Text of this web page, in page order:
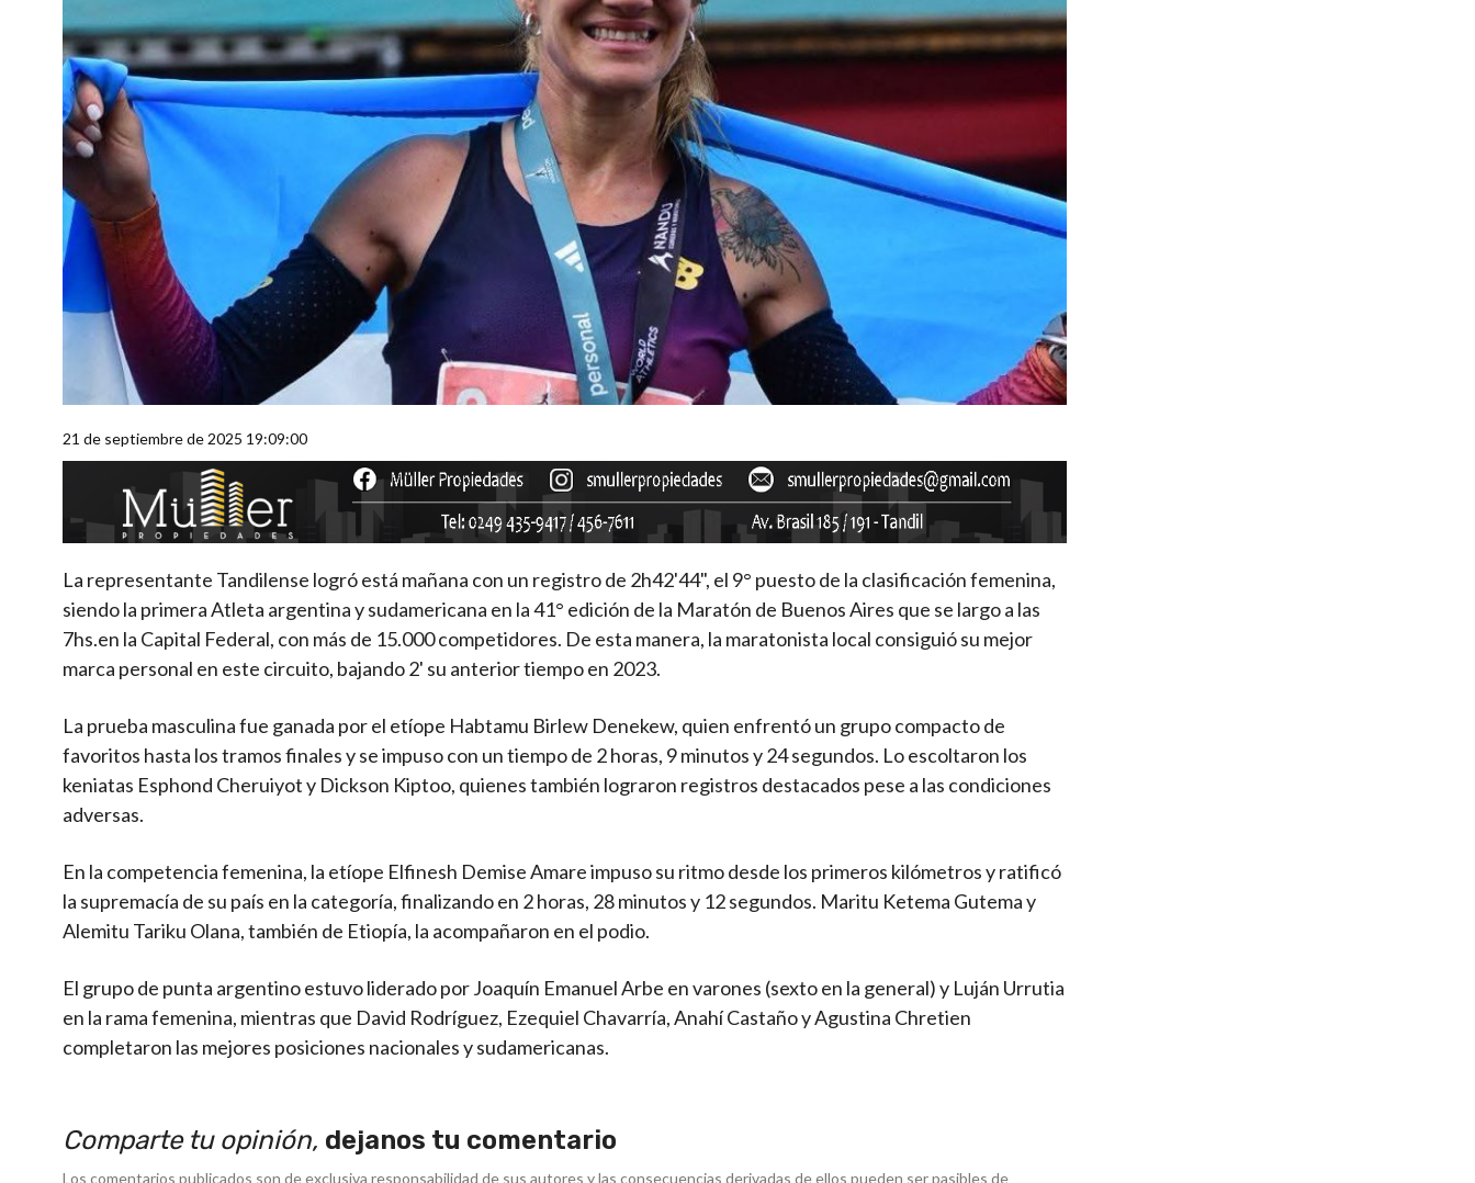
21 de septiembre de 2025 19:09:00
La representante Tandilense logró está mañana con un registro de 2h42'44", el 9° puesto de la clasificación femenina,
siendo la primera Atleta argentina y sudamericana en la 41° edición de la Maratón de Buenos Aires que se largo a las
7hs.en la Capital Federal, con más de 15.000 competidores. De esta manera, la maratonista local consiguió su mejor
marca personal en este circuito, bajando 2' su anterior tiempo en 2023.
La prueba masculina fue ganada por el etíope Habtamu Birlew Denekew, quien enfrentó un grupo compacto de
favoritos hasta los tramos finales y se impuso con un tiempo de 2 horas, 9 minutos y 24 segundos. Lo escoltaron los
keniatas Esphond Cheruiyot y Dickson Kiptoo, quienes también lograron registros destacados pese a las condiciones
adversas.
En la competencia femenina, la etíope Elfinesh Demise Amare impuso su ritmo desde los primeros kilómetros y ratificó
la supremacía de su país en la categoría, finalizando en 2 horas, 28 minutos y 12 segundos. Maritu Ketema Gutema y
Alemitu Tariku Olana, también de Etiopía, la acompañaron en el podio.
El grupo de punta argentino estuvo liderado por Joaquín Emanuel Arbe en varones (sexto en la general) y Luján Urrutia
en la rama femenina, mientras que David Rodríguez, Ezequiel Chavarría, Anahí Castaño y Agustina Chretien
completaron las mejores posiciones nacionales y sudamericanas.
Comparte tu opinión, dejanos tu comentario
Los comentarios publicados son de exclusiva responsabilidad de sus autores y las consecuencias derivadas de ellos pueden ser pasibles de